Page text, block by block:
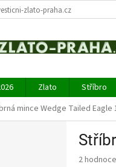
zlato-praha.cz
Zlato Stříbro
mince Wedge Tailed Eagle
Průměrné
2